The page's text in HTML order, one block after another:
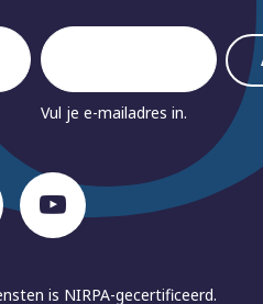
Vul je e-mailadres in.
is NIRPA-gecertificeerd.